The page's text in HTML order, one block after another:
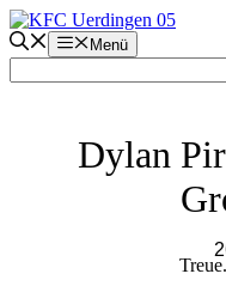
Zum
Inhalt
springen
Menü
Dylan